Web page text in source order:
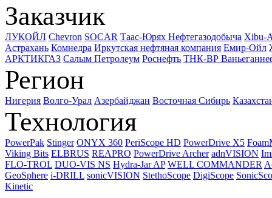
Заказчик
ЛУКОЙЛ Chevron SOCAR Таас-Юрях Нефтегазодобыча Xibu-
Астрахань Комнедра Иркутская нефтяная компания Емир-Ойл
АРКТИКГАЗ Салым Петролеум Роснефть ТНК-ВР
Регион
Нигерия Волго-Урал Азербайджан Восточная Сибирь
Технология
PowerPak Stinger ONYX 360 PeriScope HD PowerDrive X5
Viking Bits ELBRUS REAPRO PowerDrive Archer adnVISION
FLO-TROL DUO-VIS NS Hydra-Jar AP WELL COMMANDER
GeoSphere i-DRILL sonicVISION StethoScope DigiScope
Kinetic